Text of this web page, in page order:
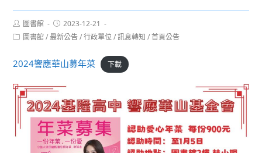
Post
author:
圖書館
Post
published:
2023-12-21
Post圖書館 / 最新公告 / 行政單位 / 訊息轉知 / 首頁公告
2024響應華山募年菜 下載